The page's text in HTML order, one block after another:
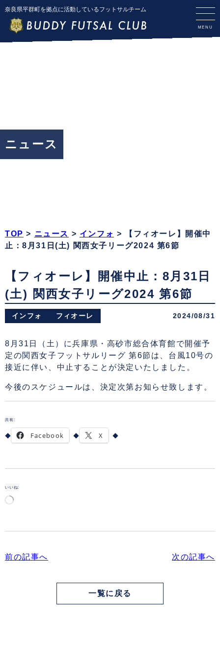
奈良県平群町を拠点に活動しているフットサルチーム
ニュース
TOP > ニュース > インフォ >
【フィオーレ】開催中
止：8月31日(土) 関西女子リーグ2024 第6節
【フィオーレ】開催中止：8月31日
(土) 関西女子リーグ2024 第6節
インフォ フィオーレ 2024/08/31
8月31日（土）に兵庫県・高砂市総合体育館で開催予
定の関西女子フットサルリーグ 第6節は、台風10号の
接近に伴い、中止することが決定いたしました。
今後のスケジュールは、決定次第お知らせ致します。
共有:
Facebook X
いいね:
中…
前の記事へ 次の記事へ
一覧に戻る